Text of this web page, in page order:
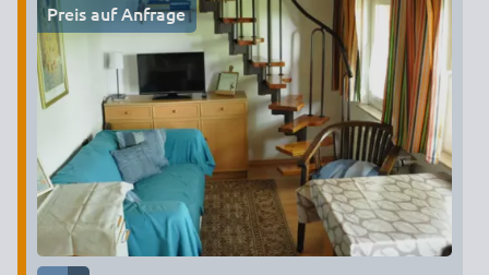
Preis auf Anfrage